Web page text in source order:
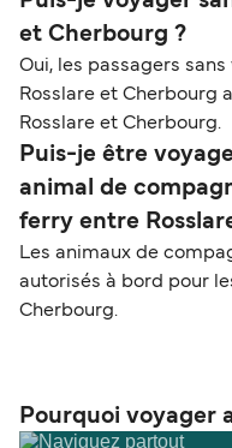
et Cherbourg ?
Oui, les passagers
Rosslare et Cherbourg
Rosslare et Cherbourg.
Puis-je être
animal de
ferry entre
Les animaux de
autorisés à bord pour
Cherbourg.
Pourquoi voyager